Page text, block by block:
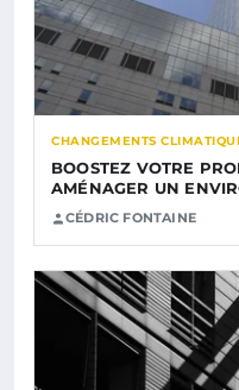
CHANGEMENTS
BOOSTEZ VOTRE
AMÉNAGER UN
CÉDRIC FONTAINE